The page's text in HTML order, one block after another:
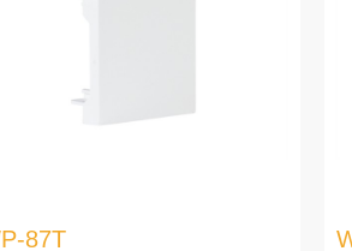
87T